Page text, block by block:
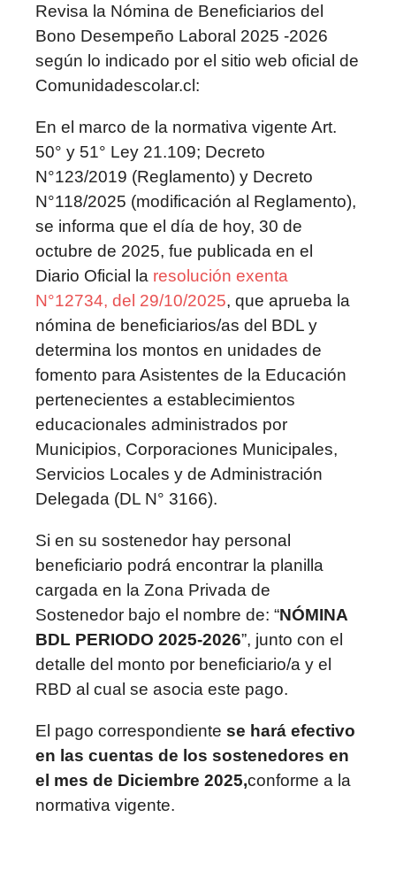
Revisa la Nómina de Beneficiarios del
Bono Desempeño Laboral 2025 -2026
según lo indicado por el sitio web oficial de
Comunidadescolar.cl:
En el marco de la normativa vigente Art.
50° y 51° Ley 21.109; Decreto
N°123/2019 (Reglamento) y Decreto
N°118/2025 (modificación al Reglamento),
se informa que el día de hoy, 30 de
octubre de 2025, fue publicada en el
Diario Oficial la resolución exenta
N°12734, del 29/10/2025, que aprueba la
nómina de beneficiarios/as del BDL y
determina los montos en unidades de
fomento para Asistentes de la Educación
pertenecientes a establecimientos
educacionales administrados por
Municipios, Corporaciones Municipales,
Servicios Locales y de Administración
Delegada (DL N° 3166).
Si en su sostenedor hay personal
beneficiario podrá encontrar la planilla
cargada en la Zona Privada de
Sostenedor bajo el nombre de: “NÓMINA
BDL PERIODO 2025-2026”, junto con el
detalle del monto por beneficiario/a y el
RBD al cual se asocia este pago.
El pago correspondiente se hará efectivo
en las cuentas de los sostenedores en
el mes de Diciembre 2025,conforme a la
normativa vigente.